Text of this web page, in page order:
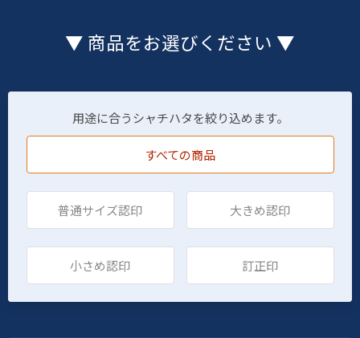
▼ 商品をお選びください ▼
用途に合うシャチハタを絞り込めます。
すべての商品
普通サイズ認印 大きめ認印
小さめ認印 訂正印